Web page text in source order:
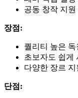
공동 창작 지원
장점:
퀄리티 높은
초보자도 쉽게
다양한 장르 지
단점: